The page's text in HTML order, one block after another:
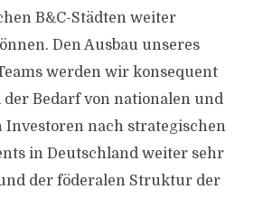
B&C-Städten weiter
Den Ausbau unseres
werden wir konsequent
Bedarf von nationalen und
nach strategischen
in Deutschland weiter sehr
der föderalen Struktur der